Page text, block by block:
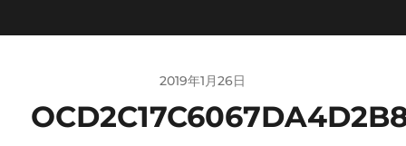
2019年1月26日